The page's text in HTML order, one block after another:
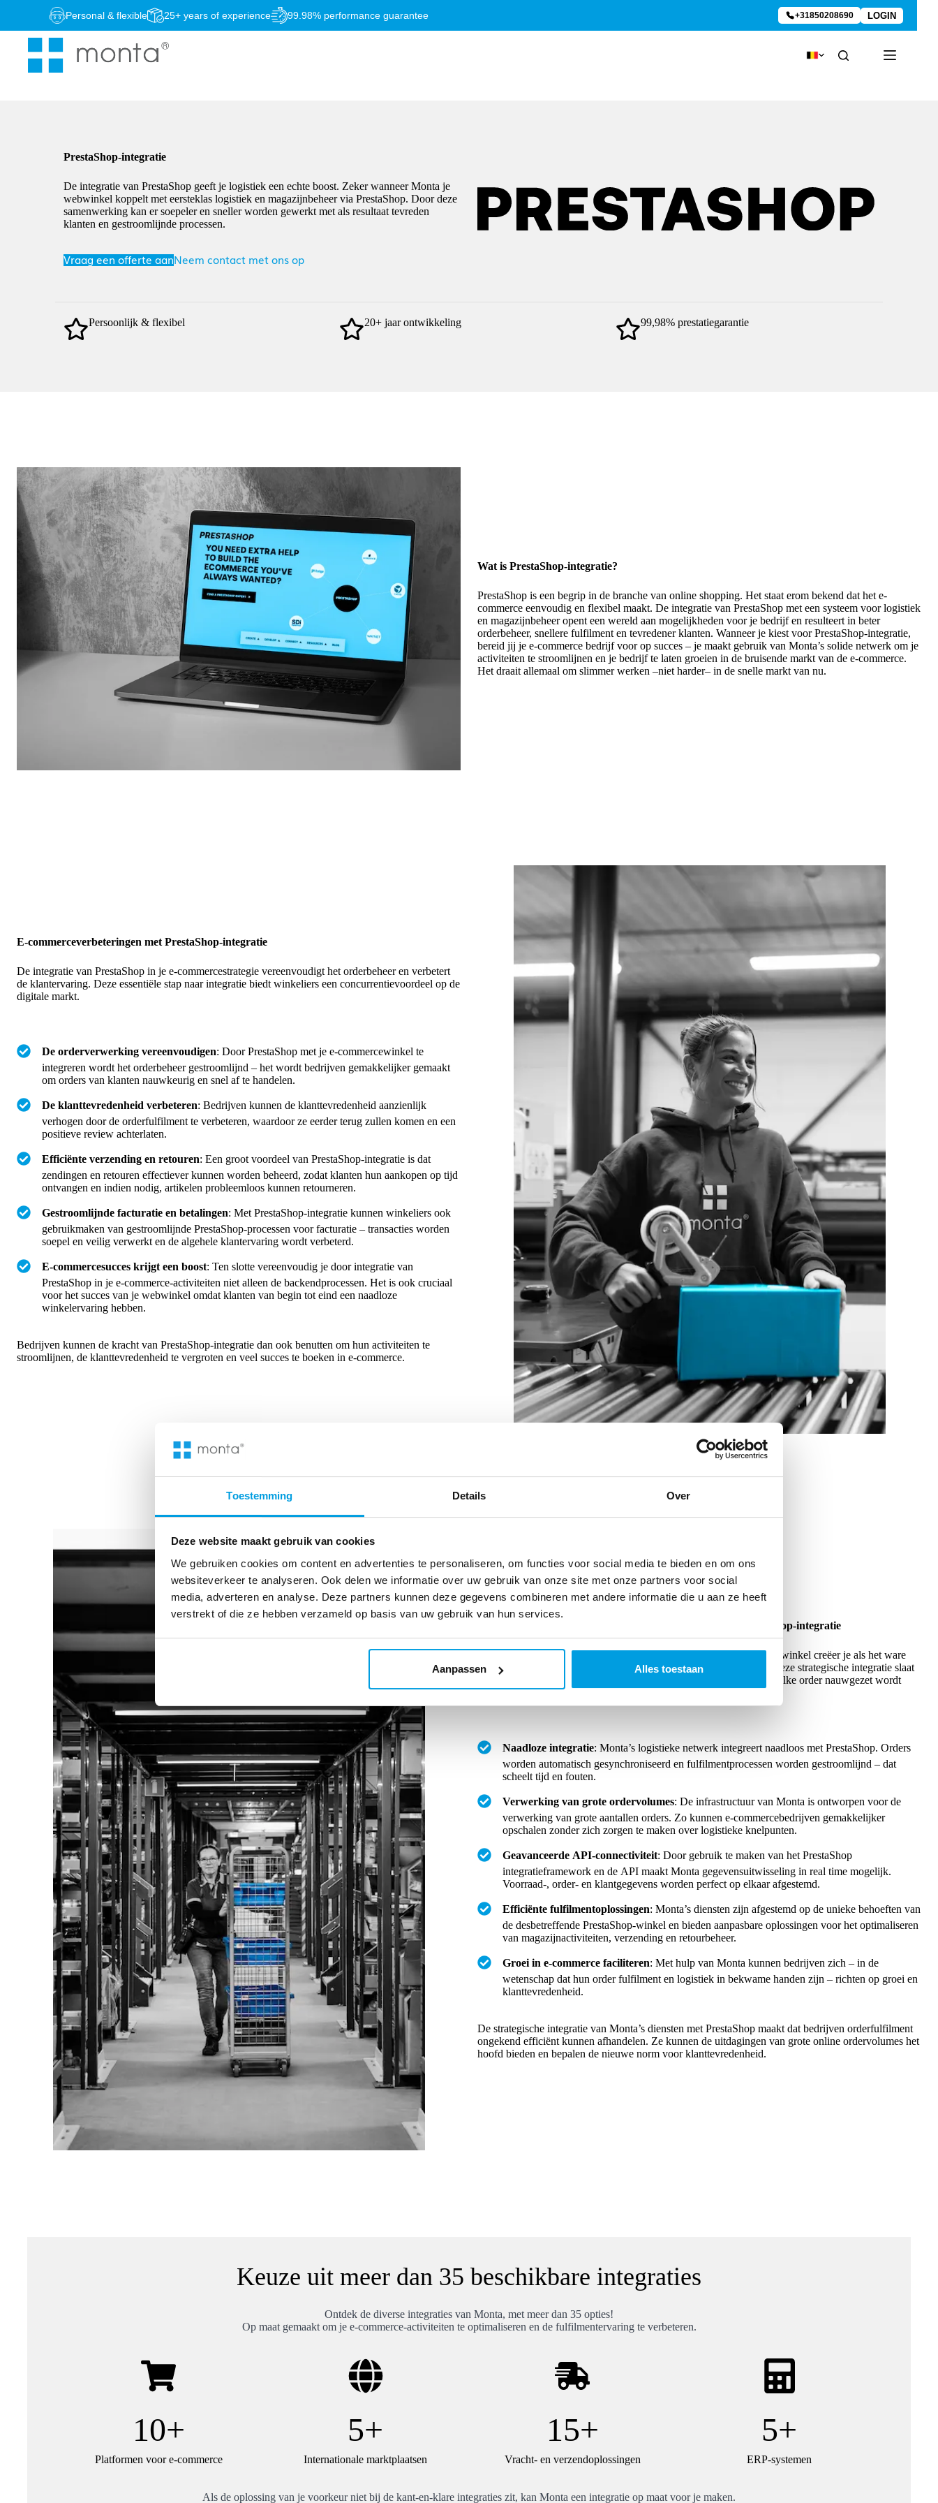
Toestemming Details Over
Deze website maakt gebruik van cookies
We gebruiken cookies om content en advertenties te personaliseren, om functies voor social media te bieden en om ons
websiteverkeer te analyseren. Ook delen we informatie over uw gebruik van onze site met onze partners voor social
media, adverteren en analyse. Deze partners kunnen deze gegevens combineren met andere informatie die u aan ze heeft
verstrekt of die ze hebben verzameld op basis van uw gebruik van hun services.
Aanpassen Alles toestaan
content
Personal & flexible 25+ years of experience 99.98% performance guarantee +31850208690 LOGIN
PrestaShop-integratie
De integratie van PrestaShop geeft je logistiek een echte boost. Zeker wanneer Monta je
webwinkel koppelt met eersteklas logistiek en magazijnbeheer via PrestaShop. Door deze
samenwerking kan er soepeler en sneller worden gewerkt met als resultaat tevreden
klanten en gestroomlijnde processen.
Vraag een offerte aanNeem contact met ons op
Persoonlijk & flexibel 20+ jaar ontwikkeling 99,98% prestatiegarantie
Wat is PrestaShop-integratie?
PrestaShop is een begrip in de branche van online shopping. Het staat erom bekend dat het e-
commerce eenvoudig en flexibel maakt. De integratie van PrestaShop met een systeem voor logistiek
en magazijnbeheer opent een wereld aan mogelijkheden voor je bedrijf en resulteert in beter
orderbeheer, snellere fulfilment en tevredener klanten. Wanneer je kiest voor PrestaShop-integratie,
bereid jij je e-commerce bedrijf voor op succes – je maakt gebruik van Monta’s solide netwerk om je
activiteiten te stroomlijnen en je bedrijf te laten groeien in de bruisende markt van de e-commerce.
Het draait allemaal om slimmer werken –niet harder– in de snelle markt van nu.
E-commerceverbeteringen met PrestaShop-integratie
De integratie van PrestaShop in je e-commercestrategie vereenvoudigt het orderbeheer en verbetert
de klantervaring. Deze essentiële stap naar integratie biedt winkeliers een concurrentievoordeel op de
digitale markt.
De orderverwerking vereenvoudigen: Door PrestaShop met je e-commercewinkel te
integreren wordt het orderbeheer gestroomlijnd – het wordt bedrijven gemakkelijker gemaakt
om orders van klanten nauwkeurig en snel af te handelen.
De klanttevredenheid verbeteren: Bedrijven kunnen de klanttevredenheid aanzienlijk
verhogen door de orderfulfilment te verbeteren, waardoor ze eerder terug zullen komen en een
positieve review achterlaten.
Efficiënte verzending en retouren: Een groot voordeel van PrestaShop-integratie is dat
zendingen en retouren effectiever kunnen worden beheerd, zodat klanten hun aankopen op tijd
ontvangen en indien nodig, artikelen probleemloos kunnen retourneren.
Gestroomlijnde facturatie en betalingen: Met PrestaShop-integratie kunnen winkeliers ook
gebruikmaken van gestroomlijnde PrestaShop-processen voor facturatie – transacties worden
soepel en veilig verwerkt en de algehele klantervaring wordt verbeterd.
E-commercesucces krijgt een boost: Ten slotte vereenvoudig je door integratie van
PrestaShop in je e-commerce-activiteiten niet alleen de backendprocessen. Het is ook cruciaal
voor het succes van je webwinkel omdat klanten van begin tot eind een naadloze
winkelervaring hebben.
Bedrijven kunnen de kracht van PrestaShop-integratie dan ook benutten om hun activiteiten te
stroomlijnen, de klanttevredenheid te vergroten en veel succes te boeken in e-commerce.
Orderfulfilment optimaliseren met Monta’s diensten en PrestaShop-integratie
Door de integratie van Monta’s fulfilmentdiensten met je PrestaShop-winkel creëer je als het ware
een krachtcentrale voor efficiënter beheer en fulfilment van orders. Deze strategische integratie slaat
een brug tussen online sales en fysieke logistiek met als resultaat dat elke order nauwgezet wordt
verwerkt en geleverd.
Naadloze integratie: Monta’s logistieke netwerk integreert naadloos met PrestaShop. Orders
worden automatisch gesynchroniseerd en fulfilmentprocessen worden gestroomlijnd – dat
scheelt tijd en fouten.
Verwerking van grote ordervolumes: De infrastructuur van Monta is ontworpen voor de
verwerking van grote aantallen orders. Zo kunnen e-commercebedrijven gemakkelijker
opschalen zonder zich zorgen te maken over logistieke knelpunten.
Geavanceerde API-connectiviteit: Door gebruik te maken van het PrestaShop
integratieframework en de API maakt Monta gegevensuitwisseling in real time mogelijk.
Voorraad-, order- en klantgegevens worden perfect op elkaar afgestemd.
Efficiënte fulfilmentoplossingen: Monta’s diensten zijn afgestemd op de unieke behoeften van
de desbetreffende PrestaShop-winkel en bieden aanpasbare oplossingen voor het optimaliseren
van magazijnactiviteiten, verzending en retourbeheer.
Groei in e-commerce faciliteren: Met hulp van Monta kunnen bedrijven zich – in de
wetenschap dat hun order fulfilment en logistiek in bekwame handen zijn – richten op groei en
klanttevredenheid.
De strategische integratie van Monta’s diensten met PrestaShop maakt dat bedrijven orderfulfilment
ongekend efficiënt kunnen afhandelen. Ze kunnen de uitdagingen van grote online ordervolumes het
hoofd bieden en bepalen de nieuwe norm voor klanttevredenheid.
Keuze uit meer dan 35 beschikbare integraties
Ontdek de diverse integraties van Monta, met meer dan 35 opties!
Op maat gemaakt om je e-commerce-activiteiten te optimaliseren en de fulfilmentervaring te verbeteren.
10+
Platformen voor e-commerce
5+
Internationale marktplaatsen
15+
Vracht- en verzendoplossingen
5+
ERP-systemen
Als de oplossing van je voorkeur niet bij de kant-en-klare integraties zit, kan Monta een integratie op maat voor je maken.